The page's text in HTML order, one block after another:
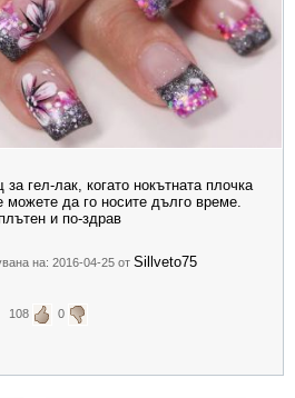
гел-лак, когато нокътната плочка
да го носите дълго време.
и по-здрав
на: 2016-04-25 от Sillveto75
108 0